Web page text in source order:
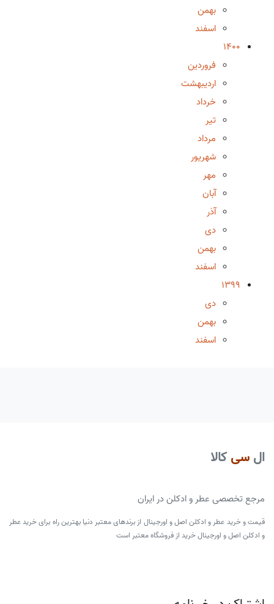
بهمن
اسفند
1400
فروردین
اردیبهشت
خرداد
تیر
مرداد
شهریور
مهر
آبان
آذر
دی
بهمن
اسفند
1399
دی
بهمن
اسفند
ال سی کالا
مرجع تخصصی عطر و ادکلن در ایران
قیمت و خرید عطر و ادکلن اصل و اورجینال از برندهای معتبر دنیا بهترین راه برای خرید عطر
و ادکلن اصل و اورجینال خرید از فروشگاه معتبر است